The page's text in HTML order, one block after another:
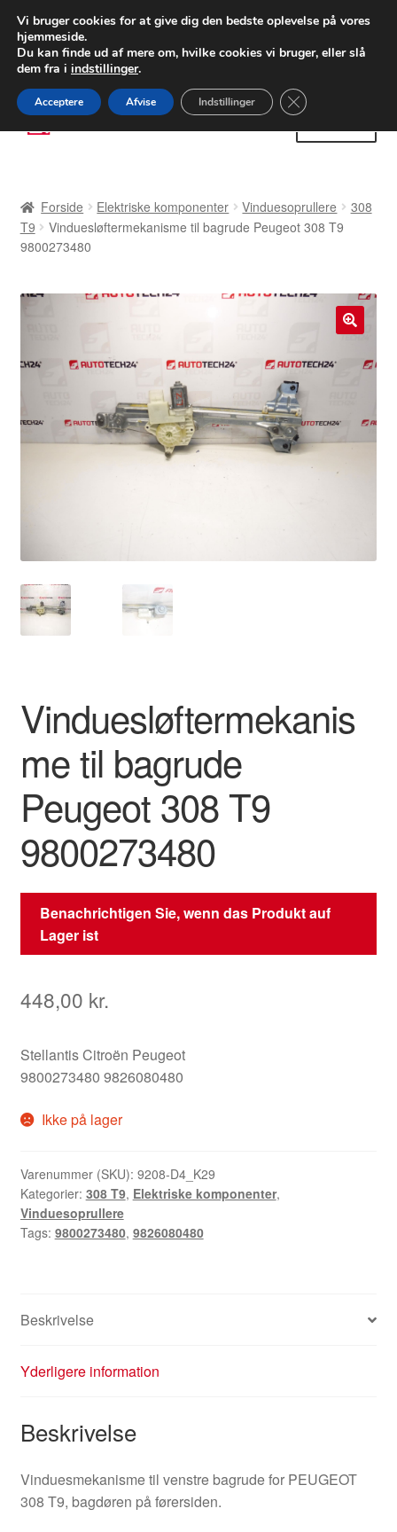
LEVERING fra 55 kr.
FEDEX verdensomspændende forsendelse
80 82 72 02
Spring
til
Spring
til
Betalinger
Klage
Klageprocedure
Om os
Forside Elektriske komponenter Vinduesoprullere
308
T9
Vinduesløftermekanisme til bagrude Peugeot 308 T9
9800273480
Vinduesløftermekanis
me til bagrude
Peugeot 308 T9
9800273480
Benachrichtigen Sie, wenn das Produkt auf
Lager ist
448,00 kr.
Stellantis Citroën Peugeot
9800273480 9826080480
Ikke på lager
Varenummer (SKU): 9208-D4_K29
Kategorier: 308 T9, Elektriske komponenter,
Vinduesoprullere
Tags: 9800273480, 9826080480
Beskrivelse
Yderligere information
Beskrivelse
Vinduesmekanisme til venstre bagrude for PEUGEOT
308 T9, bagdøren på førersiden.
Vi bruger cookies for at give dig den bedste oplevelse på vores
hjemmeside.
Du kan finde ud af mere om, hvilke cookies vi bruger, eller slå
dem fra i indstillinger.
Acceptere Afvise Indstillinger Close GDPR